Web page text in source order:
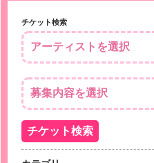
チケット検索